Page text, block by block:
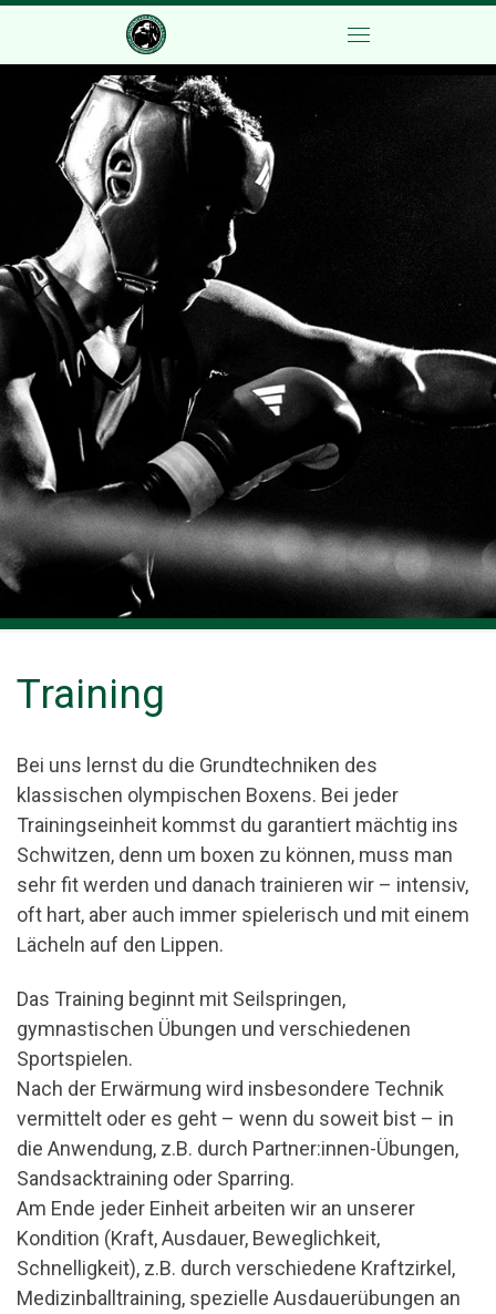
Zum Inhalt springen
Training
Bei uns lernst du die Grundtechniken des
klassischen olympischen Boxens. Bei jeder
Trainingseinheit kommst du garantiert mächtig ins
Schwitzen, denn um boxen zu können, muss man
sehr fit werden und danach trainieren wir – intensiv,
oft hart, aber auch immer spielerisch und mit einem
Lächeln auf den Lippen.
Das Training beginnt mit Seilspringen,
gymnastischen Übungen und verschiedenen
Sportspielen.
Nach der Erwärmung wird insbesondere Technik
vermittelt oder es geht – wenn du soweit bist – in
die Anwendung, z.B. durch Partner:innen-Übungen,
Sandsacktraining oder Sparring.
Am Ende jeder Einheit arbeiten wir an unserer
Kondition (Kraft, Ausdauer, Beweglichkeit,
Schnelligkeit), z.B. durch verschiedene Kraftzirkel,
Medizinballtraining, spezielle Ausdauerübungen an